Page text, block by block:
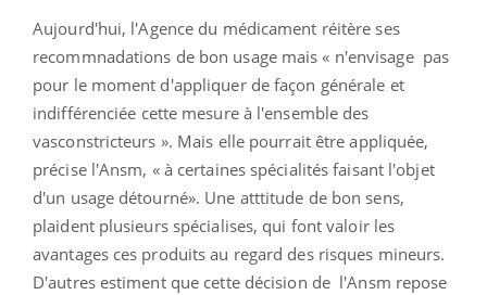
Aujourd'hui, l'Agence du médicament réitère ses
recommnadations de bon usage mais « n'envisage pas
pour le moment d'appliquer de façon générale et
indifférenciée cette mesure à l'ensemble des
vasconstricteurs ». Mais elle pourrait être appliquée,
précise l'Ansm, « à certaines spécialités faisant l'objet
d'un usage détourné». Une atttitude de bon sens,
plaident plusieurs spécialises, qui font valoir les
avantages ces produits au regard des risques mineurs.
D'autres estiment que cette décision de l'Ansm repose